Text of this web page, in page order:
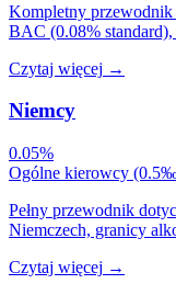
Kompletny
BAC (0.08%
Czytaj więcej →
Niemcy
0.05%
Ogólne kierowcy
Pełny przewodnik
Niemczech, granicy
Czytaj więcej →